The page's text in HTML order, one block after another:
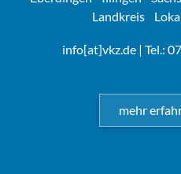
Landkreis
info[at]vkz.de| Tel.:
mehr